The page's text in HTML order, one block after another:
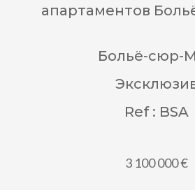
апартаментов
Больё-сюр-
Ref : BSA
3 100 000 €